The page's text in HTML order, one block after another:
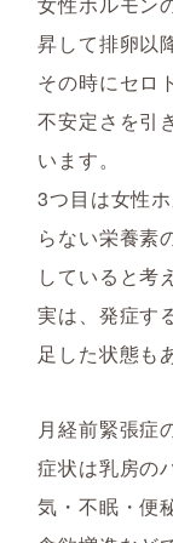
昇して排卵以
その時にセロ
不安定さを引
います。
3つ目は女性
らない栄養素
していると考
実は、発症す
足した状態も
月経前緊張症
症状は乳房の
気・不眠・便